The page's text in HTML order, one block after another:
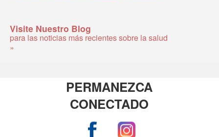
Visite Nuestro Blog
para las noticias más recientes sobre la salud
»
PERMANEZCA
CONECTADO